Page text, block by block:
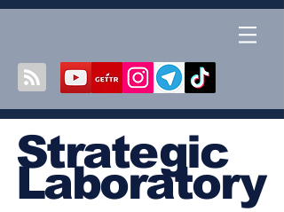
Strategic
Laboratory